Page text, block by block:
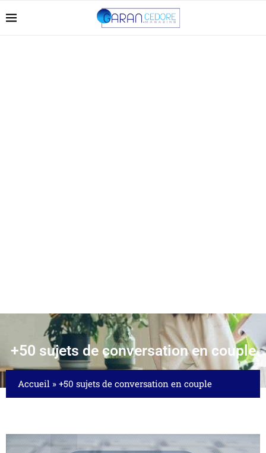
+50 sujets de conversation en couple
Accueil » +50 sujets de conversation en couple